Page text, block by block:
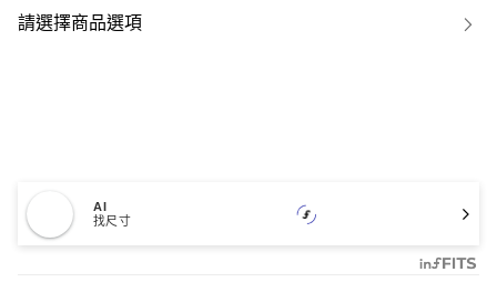
請選擇商品選項
AI
找尺寸